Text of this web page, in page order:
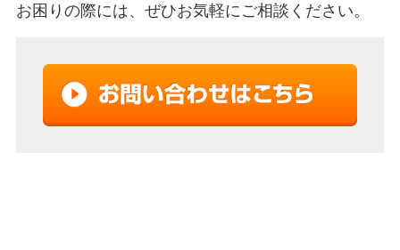
お困りの際には、ぜひお気軽にご相談ください。